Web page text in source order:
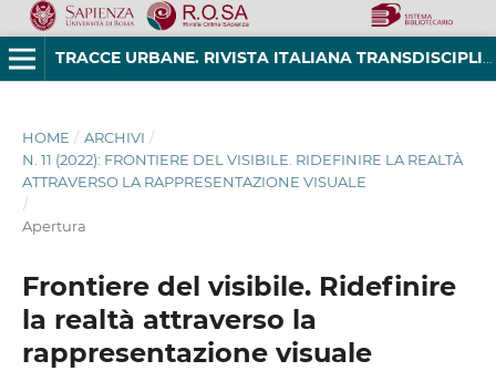
TRACCE URBANE. RIVISTA ITALIANA TRANSDISCIPLINARE DI STUDI URBANI
HOME / ARCHIVI /
N. 11 (2022): FRONTIERE DEL VISIBILE. RIDEFINIRE LA REALTÀ
ATTRAVERSO LA RAPPRESENTAZIONE VISUALE
/
Apertura
Frontiere del visibile. Ridefinire
la realtà attraverso la
rappresentazione visuale